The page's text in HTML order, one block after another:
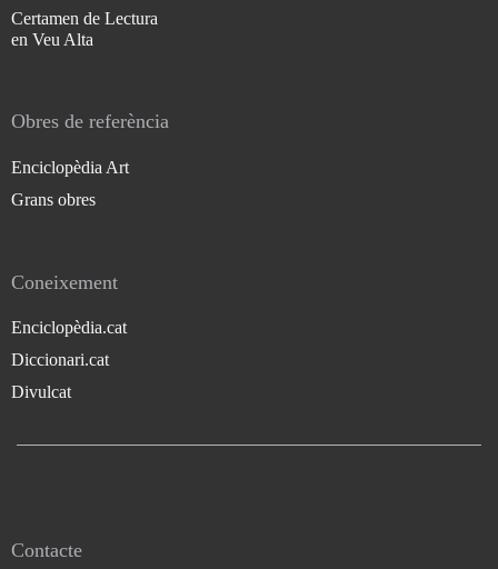
Certamen de Lectura
en Veu Alta
Obres de referència
Enciclopèdia Art
Grans obres
Coneixement
Enciclopèdia.cat
Diccionari.cat
Divulcat
Contacte